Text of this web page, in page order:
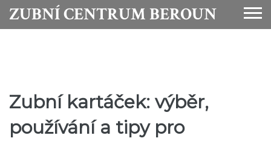
ZUBNÍ CENTRUM BEROUN
Zubní kartáček: výběr,
používání a tipy pro